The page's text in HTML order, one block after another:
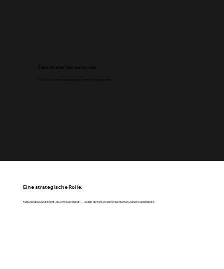
Team Events das ganze Jahr
Eine strategische Rolle.
Fakturierung. Du bist nicht „die vom Sekretariat“ — du bist die Person, die für die internen Zahlen zuständig ist.